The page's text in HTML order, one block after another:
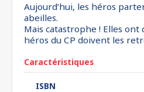
Aujourd’hui, les héros
abeilles.
Mais catastrophe ! Elles ont
héros du CP doivent les
Caractéristiques
ISBN